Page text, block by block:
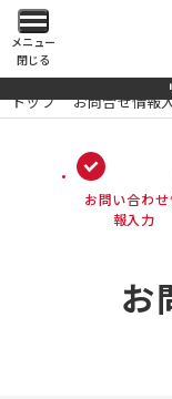
メ
イ
ン
メニュー
閉じる
トップ お問合せ情報
お問い合わせ
報入力
お